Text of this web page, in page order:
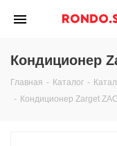
Кондиционер
Главная - Каталог -
- Кондиционер Zarget